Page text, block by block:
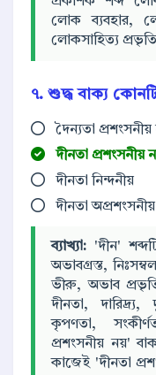
লোক ব্যবহার,
লোকসাহিত্য
৭. শুদ্ধ বাক্য
দৈন্যতা
দীনতা প্রশংসনীয়
দীনতা নিন্দনীয়
দীনতা অপ্রশংসনীয়
ব্যাখ্যা: 'দীন'
অভাবগ্রস্ত,
ভীরু, অভাব
দীনতা,
কৃপণতা,
প্রশংসনীয় নয়'
কাজেই 'দীনতা